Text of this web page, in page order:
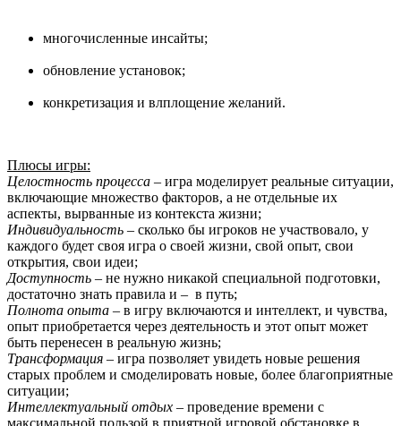
многочисленные инсайты;
обновление установок;
конкретизация и влплощение желаний.
Плюсы игры:
Целостность процесса – игра моделирует реальные ситуации,
включающие множество факторов, а не отдельные их
аспекты, вырванные из контекста жизни;
Индивидуальность – сколько бы игроков не участвовало, у
каждого будет своя игра о своей жизни, свой опыт, свои
открытия, свои идеи;
Доступность – не нужно никакой специальной подготовки,
достаточно знать правила и – в путь;
Полнота опыта – в игру включаются и интеллект, и чувства,
опыт приобретается через деятельность и этот опыт может
быть перенесен в реальную жизнь;
Трансформация – игра позволяет увидеть новые решения
старых проблем и смоделировать новые, более благоприятные
ситуации;
Интеллектуальный отдых – проведение времени с
максимальной пользой в приятной игровой обстановке в